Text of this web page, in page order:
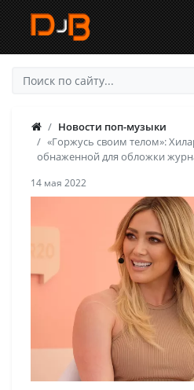
Новости поп-музыки
«Горжусь своим телом»:
обнаженной для обложки
14 мая 2022